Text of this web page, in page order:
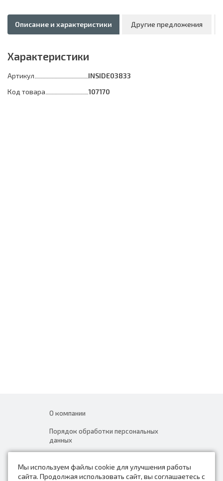
Мы используем файлы cookie для улучшения работы
сайта. Продолжая использовать сайт, вы соглашаетесь с
Описание и характеристики Другие предложения
Характеристики
Артикул
INSIDE03833
Код товара
107170
О компании
Порядок обработки персональных
данных
Контакты